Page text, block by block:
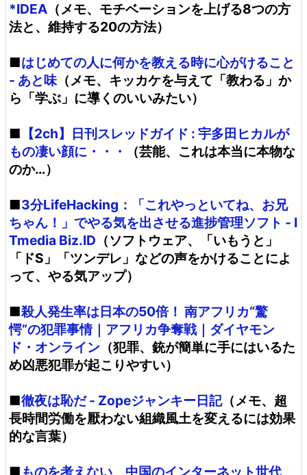
*IDEA （メモ、モチベーションを上げる8つの方
法と、維持する20の方法）
■はじめての人に何かを教える時に心がけること
- あと味（メモ、キッカケを与えて「教わる」か
ら「学ぶ」に導くのいいみたい）
■ 【2ch】日刊スレッドガイド : 宇多田ヒカルが
もの凄い顔に・・・
（芸能、これは本当に本物な
のか…）
■3分LifeHacking：「これやっといてね、お兄
ちゃん！」でやる気を出させる進捗管理ソフト - I
Tmedia Biz.ID （ソフトウェア、「いもうと」
「ドS」「ツンデレ」などの声をかけることによ
って、やる気アップ）
■殺人発生率は日本の50倍！ 南アフリカ“驚
愕”の犯罪事情｜アフリカ争奪戦｜ダイヤモン
ド・オンライン （犯罪、銃が簡単に手にはいるた
め凶悪犯罪が起こりやすい）
■徹夜は恥だ - Zopeジャンキー日記（メモ、超
長時間労働を厭わない組織風土を変えるには効果
的な言葉）
■ ものを考えない、中国のインターネット世代